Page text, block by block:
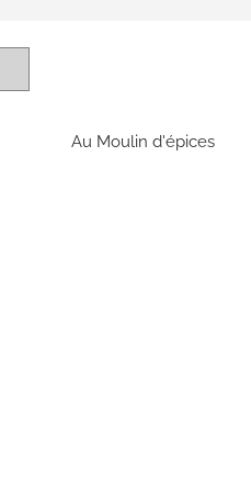
Au Moulin d'épices